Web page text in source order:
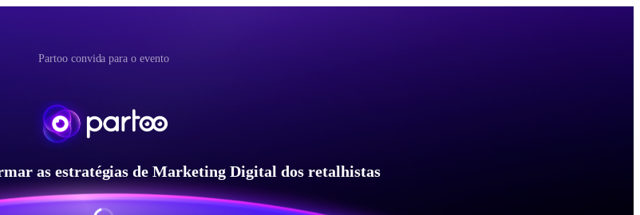
Partoo convida para o evento
as estratégias de Marketing Digital dos retalhistas